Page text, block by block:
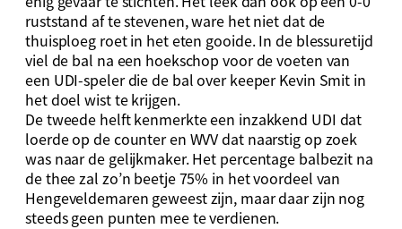
ruststand af te stevenen, ware het niet dat de
thuisploeg roet in het eten gooide. In de blessuretijd
viel de bal na een hoekschop voor de voeten van
een UDI-speler die de bal over keeper Kevin Smit in
het doel wist te krijgen.
De tweede helft kenmerkte een inzakkend UDI dat
loerde op de counter en WVV dat naarstig op zoek
was naar de gelijkmaker. Het percentage balbezit na
de thee zal zo’n beetje 75% in het voordeel van
Hengeveldemaren geweest zijn, maar daar zijn nog
steeds geen punten mee te verdienen.